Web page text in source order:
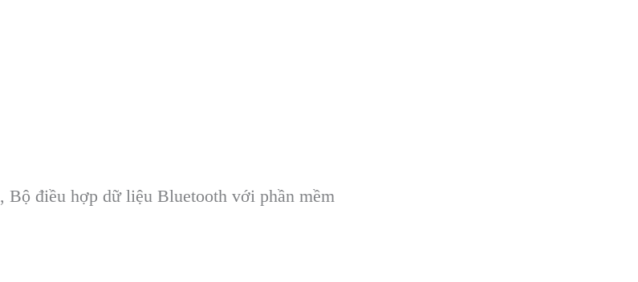
, Bộ điều hợp dữ liệu Bluetooth với phần mềm